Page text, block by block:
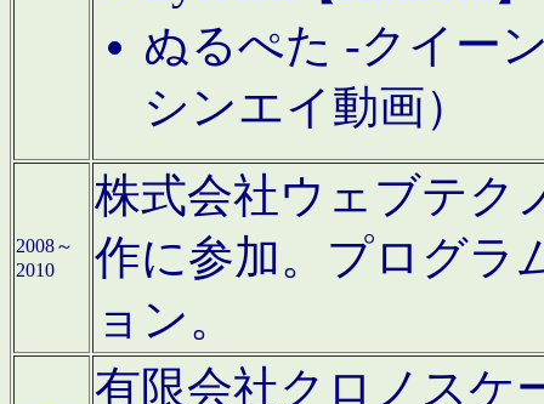
ぬるぺた -クイー
シンエイ動画）
2008～
2010
株式会社ウェブテク
作に参加。プログラ
ョン。
有限会社クロノスケ